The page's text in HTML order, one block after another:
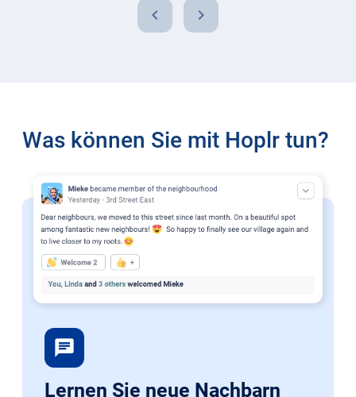
chevron_left chevron_right
Was können Sie mit Hoplr tun?
chat
Lernen Sie neue Nachbarn